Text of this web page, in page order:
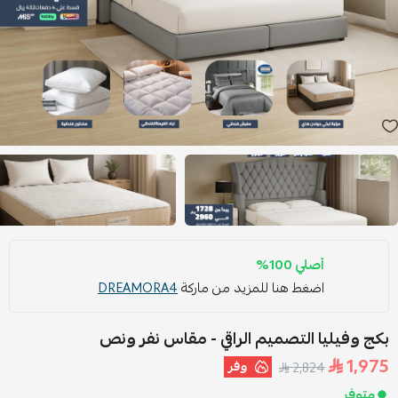
أصلي 100%
اضغط هنا للمزيد من ماركةDREAMORA4
بكج وفيليا التصميم الراقي - مقاس نفر ونص
1,975
2,824 وفر